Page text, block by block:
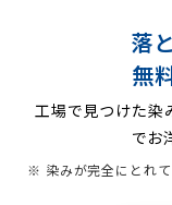
落
無
工場で見つけた染
でお
※ 染みが完全にとれて